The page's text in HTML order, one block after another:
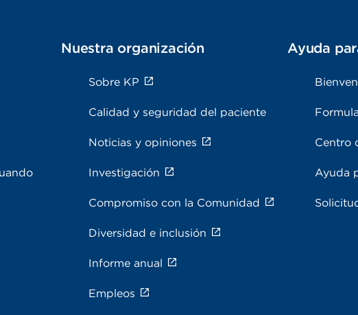
Nuestra organización
Sobre KP
Calidad y seguridad del paciente
Noticias y opiniones
Investigación
Compromiso con la Comunidad
Diversidad e inclusión
Informe anual
Empleos
Ayuda
Centro
Ayuda